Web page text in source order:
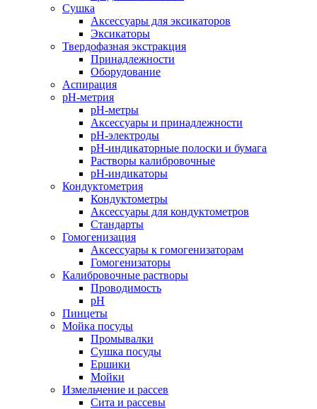
Сушка
Аксессуары для эксикаторов
Эксикаторы
Твердофазная экстракция
Принадлежности
Оборудование
Аспирация
pH-метрия
pH-метры
Аксессуары и принадлежности
pH-электроды
pH-индикаторные полоски и бумага
Растворы калибровочные
pH-индикаторы
Кондуктометрия
Кондуктометры
Аксессуары для кондуктометров
Стандарты
Гомогенизация
Аксессуары к гомогенизаторам
Гомогенизаторы
Калибровочные растворы
Проводимость
pH
Пинцеты
Мойка посуды
Промывалки
Сушка посуды
Ершики
Мойки
Измельчение и рассев
Сита и рассевы